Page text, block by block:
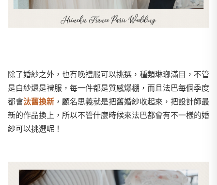
除了婚紗之外，也有晚禮服可以挑選，種類琳瑯滿目，不管
是白紗還是禮服，每一件都是質感爆棚，而且法巴每個季度
都會汰舊換新 ，顧名思義就是把舊婚紗收起來，把設計師最
新的作品換上，所以不管什麼時候來法巴都會有不一樣的婚
紗可以挑選呢！